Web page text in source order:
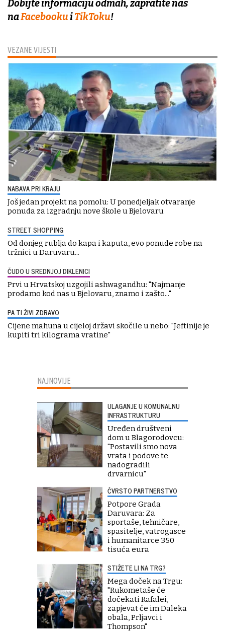
VEZANE VIJESTI
NABAVA PRI KRAJU
Još jedan projekt na pomolu: U ponedjeljak otvaranje
ponuda za izgradnju nove škole u Bjelovaru
STREET SHOPPING
Od donjeg rublja do kapa i kaputa, evo ponude robe na
tržnici u Daruvaru...
ČUDO U SREDNJOJ DIKLENICI
Prvi u Hrvatskoj uzgojili ashwagandhu: "Najmanje
prodamo kod nas u Bjelovaru, znamo i zašto..."
PA TI ŽIVI ZDRAVO
Cijene mahuna u cijeloj državi skočile u nebo: "Jeftinije je
kupiti tri kilograma vratine"
Dobijte informaciju odmah, zapratite nas
naFacebookuiTikToku!
NAJNOVIJE
ULAGANJE U KOMUNALNU
INFRASTRUKTURU
Uređen društveni
dom u Blagorodovcu:
"Postavili smo nova
vrata i podove te
nadogradili
drvarnicu"
ČVRSTO PARTNERSTVO
Potpore Grada
Daruvara: Za
sportaše, tehničare,
spasitelje, vatrogasce
i humanitarce 350
tisuća eura
STIŽETE LI NA TRG?
Mega doček na Trgu:
"Rukometaše će
dočekati Rafalei,
zapjevat će im Daleka
obala, Prljavci i
Thompson"